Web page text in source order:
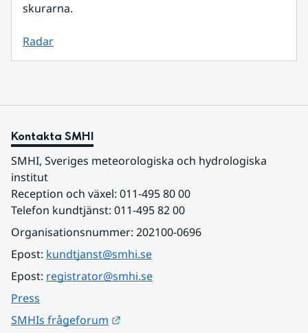
skurarna.
Radar
Kontakta SMHI
SMHI, Sveriges meteorologiska och hydrologiska
institut
Reception och växel: 011-495 80 00
Telefon kundtjänst: 011-495 82 00
Organisationsnummer: 202100-0696
Epost: kundtjanst@smhi.se
Epost: registrator@smhi.se
Press
SMHIs frågeforum